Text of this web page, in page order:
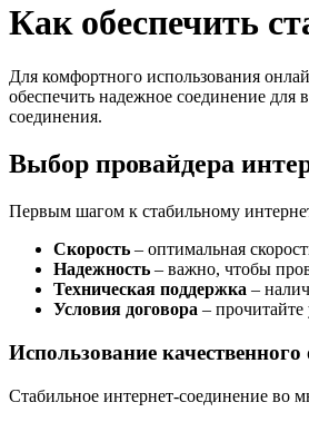
Как обеспечить
Для комфортного использования
обеспечить надежное соединение для
соединения.
Выбор провайдера
Первым шагом к стабильному
Скорость – оптимальная
Надежность – важно, чтобы
Техническая поддержка –
Условия договора –
Использование
Стабильное интернет-соединение во